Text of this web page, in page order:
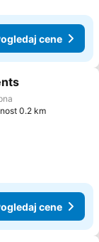
cene
0.2 km
cene